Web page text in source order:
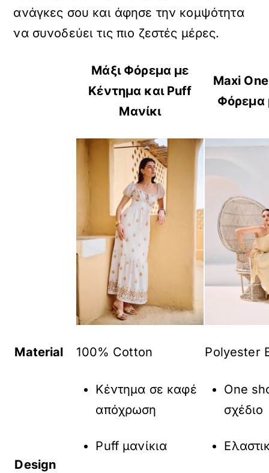
ανάγκες σου και άφησε την κομψότητα
να συνοδεύει τις πιο ζεστές μέρες.
Μάξι Φόρεμα με
Κέντημα και Puff
Μανίκι
Maxi
Φόρεμα
Material 100% Cotton Polyester
Design
Κέντημα σε καφέ
απόχρωση
Puff μανίκια
One
σχέδιο